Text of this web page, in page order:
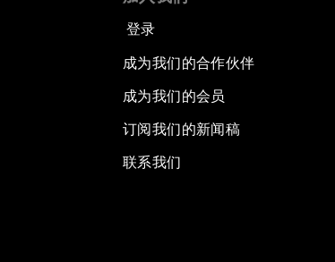
登录
成为我们的合作伙伴
成为我们的会员
订阅我们的新闻稿
联系我们